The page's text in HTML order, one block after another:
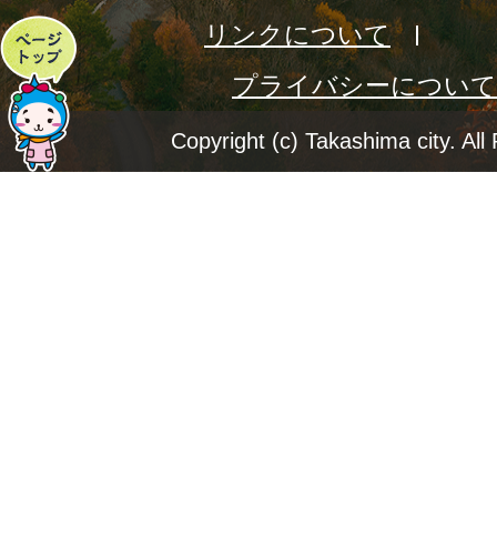
ペ
ー
ジ
リンクについて
プライバシーについて
Copyright (c) Takashima city. All